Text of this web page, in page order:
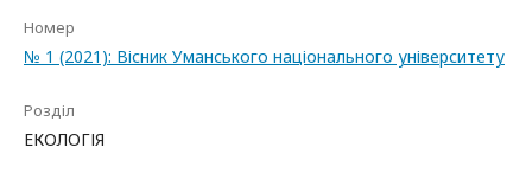
Номер
№ 1 (2021): Вісник Уманського національного університету
Розділ
ЕКОЛОГІЯ